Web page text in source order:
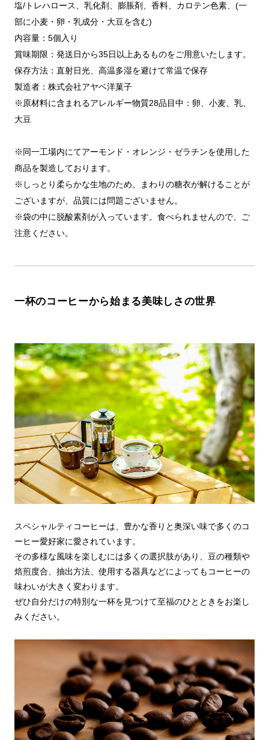
塩/トレハロース、乳化剤、膨脹剤、香料、カロテン色素、(一
部に小麦・卵・乳成分・大豆を含む)
内容量：5個入り
賞味期限：発送日から35日以上あるものをご用意いたします。
保存方法：直射日光、高温多湿を避けて常温で保存
製造者：株式会社アヤベ洋菓子
※原材料に含まれるアレルギー物質28品目中：卵、小麦、乳、
大豆
※同一工場内にてアーモンド・オレンジ・ゼラチンを使用した
商品を製造しております。
※しっとり柔らかな生地のため、まわりの糖衣が解けることが
ございますが、品質には問題ございません。
※袋の中に脱酸素剤が入っています。食べられませんので、ご
注意ください。
一杯のコーヒーから始まる美味しさの世界
スペシャルティコーヒーは、豊かな香りと奥深い味で多くのコ
ーヒー愛好家に愛されています。
その多様な風味を楽しむには多くの選択肢があり、豆の種類や
焙煎度合、抽出方法、使用する器具などによってもコーヒーの
味わいが大きく変わります。
ぜひ自分だけの特別な一杯を見つけて至福のひとときをお楽し
みください。